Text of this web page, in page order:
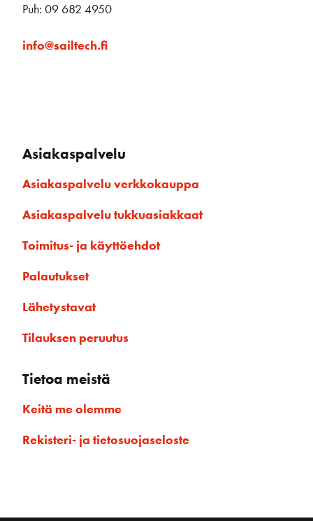
Puh: 09 682 4950
info@sailtech.fi
Asiakaspalvelu
Asiakaspalvelu verkkokauppa
Asiakaspalvelu tukkuasiakkaat
Toimitus- ja käyttöehdot
Palautukset
Lähetystavat
Tilauksen peruutus
Tietoa meistä
Keitä me olemme
Rekisteri- ja tietosuojaseloste